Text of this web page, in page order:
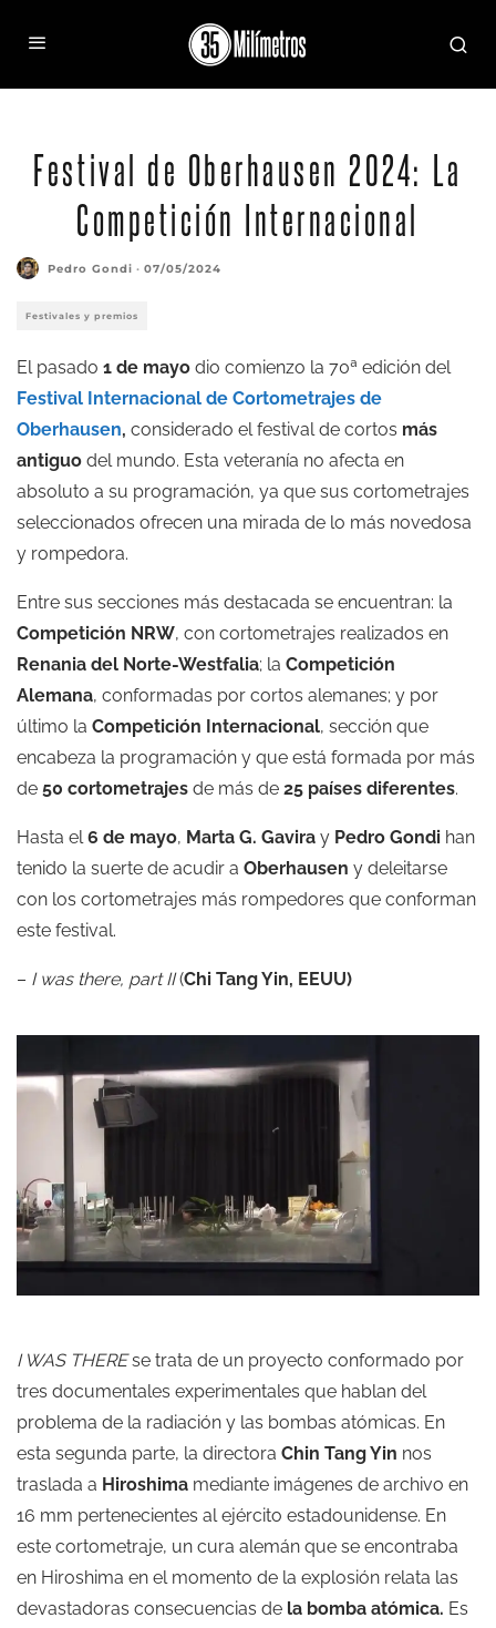
Festival de Oberhausen 2024: La
Competición Internacional
Pedro Gondi · 07/05/2024
Festivales y premios
El pasado 1 de mayo dio comienzo la 70ª edición del
Festival Internacional de Cortometrajes de
Oberhausen, considerado el festival de cortos más
antiguo del mundo. Esta veteranía no afecta en
absoluto a su programación, ya que sus cortometrajes
seleccionados ofrecen una mirada de lo más novedosa
y rompedora.
Entre sus secciones más destacada se encuentran: la
Competición NRW, con cortometrajes realizados en
Renania del Norte-Westfalia; la Competición
Alemana, conformadas por cortos alemanes; y por
último la Competición Internacional, sección que
encabeza la programación y que está formada por más
de 50 cortometrajes de más de 25 países diferentes.
Hasta el6 de mayo, Marta G. Gavira y Pedro Gondi han
tenido la suerte de acudir a Oberhausen y deleitarse
con los cortometrajes más rompedores que conforman
este festival.
– I was there, part II(Chi Tang Yin, EEUU)
I WAS THEREse trata de un proyecto conformado por
tres documentales experimentales que hablan del
problema de la radiación y las bombas atómicas. En
esta segunda parte, la directora Chin Tang Yin nos
traslada a Hiroshima mediante imágenes de archivo en
16 mm pertenecientes al ejército estadounidense. En
este cortometraje, un cura alemán que se encontraba
en Hiroshima en el momento de la explosión relata las
devastadoras consecuencias de la bomba atómica. Es